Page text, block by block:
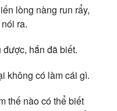
lòng nàng run rẩy,
ra.
hắn đã biết.
không có làm cái gì.
thế nào có thể biết